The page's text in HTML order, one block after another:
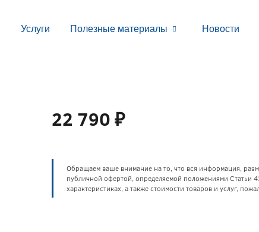
Услуги Полезные материалы Новости
22 790 ₽
Обращаем ваше внимание на то, что вся информация,
публичной офертой, определяемой положениями
характеристиках, а также стоимости товаров и услуг,